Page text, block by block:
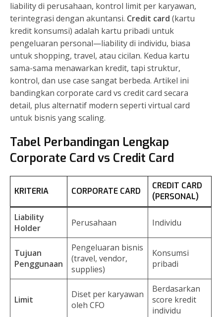
liability di perusahaan, kontrol limit per karyawan,
terintegrasi dengan akuntansi. Credit card (kartu
kredit konsumsi) adalah kartu pribadi untuk
pengeluaran personal—liability di individu, biasa
untuk shopping, travel, atau cicilan. Kedua kartu
sama-sama menawarkan kredit, tapi struktur,
kontrol, dan use case sangat berbeda. Artikel ini
bandingkan corporate card vs credit card secara
detail, plus alternatif modern seperti virtual card
untuk bisnis yang scaling.
Tabel Perbandingan Lengkap
Corporate Card vs Credit Card
KRITERIA CORPORATE CARD
CREDIT CARD
(PERSONAL)
Liability
Holder
Perusahaan Individu
Tujuan
Penggunaan
Pengeluaran bisnis
(travel, vendor,
supplies)
Konsumsi
pribadi
Limit
Diset per karyawan
oleh CFO
Berdasarkan
score kredit
individu